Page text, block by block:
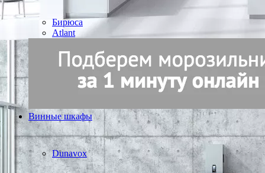
Бирюса
Atlant
Винные шкафы
Dunavox